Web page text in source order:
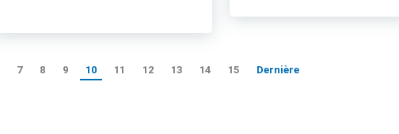
7 8 9 10 11 12 13 14 15 Dernière